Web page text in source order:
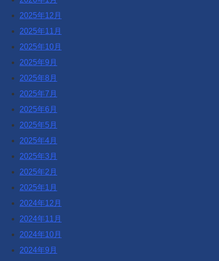
2025年12月
2025年11月
2025年10月
2025年9月
2025年8月
2025年7月
2025年6月
2025年5月
2025年4月
2025年3月
2025年2月
2025年1月
2024年12月
2024年11月
2024年10月
2024年9月